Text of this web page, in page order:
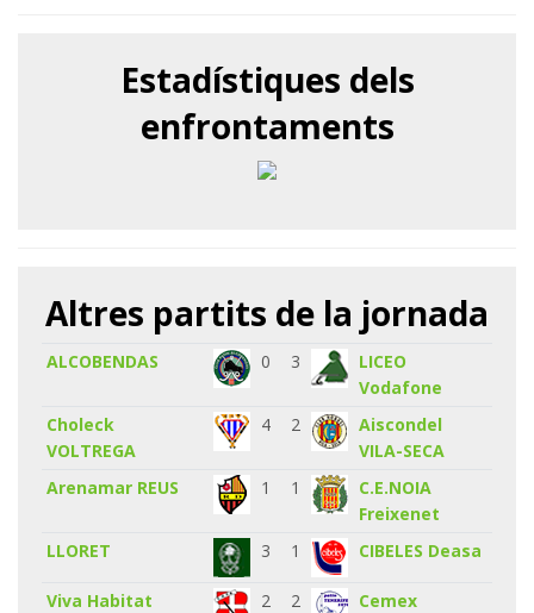
Estadístiques dels
enfrontaments
Altres partits de la jornada
ALCOBENDAS 0 3
LICEO
Vodafone
Choleck
VOLTREGA
4 2
Aiscondel
VILA-SECA
Arenamar REUS
1 1
C.E.NOIA
Freixenet
LLORET
3 1 CIBELES Deasa
Viva Habitat
2 2
Cemex